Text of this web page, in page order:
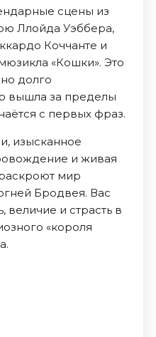
сцены из
Ллойда Уэббера,
Коччанте и
«Кошки». Это
долго
вышла за пределы
с первых фраз.
изысканное
и живая
мир
Бродвея. Вас
величие и страсть в
«короля